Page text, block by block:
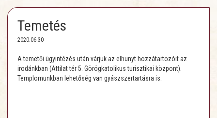
Temetés
2020.06.30
A temetői ügyintézés után várjuk az elhunyt hozzátartozóit az
irodánkban (Attilat tér 5. Görögkatolikus turisztikai központ).
Templomunkban lehetőség van gyászszertartásra is.